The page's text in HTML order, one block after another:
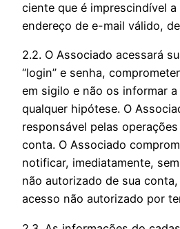
ciente que é imprescindível
endereço de e-mail válido,
2.2. O Associado acessará
“login” e senha,
em sigilo e não os informar
qualquer hipótese. O
responsável pelas
conta. O Associado
notificar, imediatamente,
não autorizado de sua
acesso não autorizado por